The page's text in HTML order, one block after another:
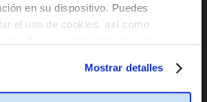
en su dispositivo. Puedes
el uso de cookies, así como
Mostrar detalles
anticorrupción
Política Global de Protección
Política Global de Diversidad,
No Discriminación y No Acoso